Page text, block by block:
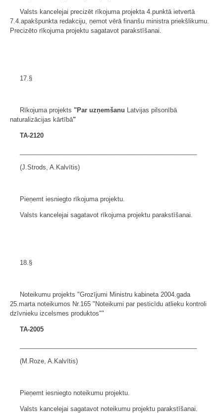
Valsts kancelejai precizēt rīkojuma projekta 4.punktā ietvertā
7.4.apakšpunkta redakciju, ņemot vērā finanšu ministra priekšlikumu.
Precizēto rīkojuma projektu sagatavot parakstīšanai.
17.§
Rīkojuma projekts "Par uzņemšanu Latvijas pilsonībā
naturalizācijas kārtībā"
TA-2120
(J.Strods, A.Kalvītis)
Pieņemt iesniegto rīkojuma projektu.
Valsts kancelejai sagatavot rīkojuma projektu parakstīšanai.
18.§
Noteikumu projekts "Grozījumi Ministru kabineta 2004.gada
25.marta noteikumos Nr.165 "Noteikumi par pesticīdu atlieku kontroli
dzīvnieku izcelsmes produktos""
TA-2005
(M.Roze, A.Kalvītis)
Pieņemt iesniegto noteikumu projektu.
Valsts kancelejai sagatavot noteikumu projektu parakstīšanai.